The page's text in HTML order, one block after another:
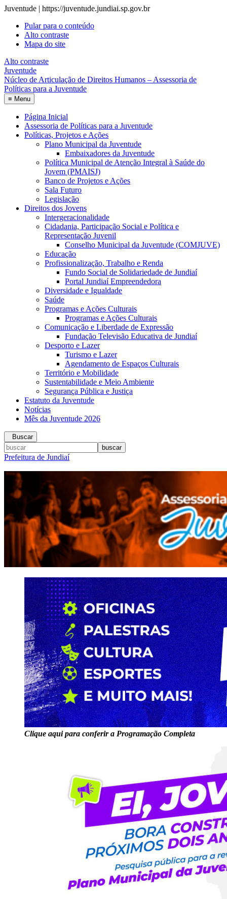
Juventude | https://juventude.jundiai.sp.gov.br
Pular para o conteúdo
Alto contraste
Mapa do site
Alto contraste
Juventude
Núcleo de Articulação de Direitos Humanos – Assessoria de
Políticas para a Juventude
≡ Menu
Página Inicial
Assessoria de Políticas para a Juventude
Políticas, Projetos e Ações
Plano Municipal da Juventude
Embaixadores da Juventude
Política Municipal de Atenção Integral à Saúde do
Jovem (PMAISJ)
Banco de Projetos e Ações
Sala Futuro
Legislação
Direitos dos Jovens
Intergeracionalidade
Cidadania, Participação Social e Política e
Representação Juvenil
Conselho Municipal da Juventude (COMJUVE)
Educação
Profissionalização, Trabalho e Renda
Fundo Social de Solidariedade de Jundiaí
Portal Jundiaí Empreendedora
Diversidade e Igualdade
Saúde
Programas e Ações Culturais
Programas e Ações Culturais
Comunicação e Liberdade de Expressão
Fundação Televisão Educativa de Jundiaí
Desporto e Lazer
Turismo e Lazer
Agendamento de Espaços Culturais
Território e Mobilidade
Sustentabilidade e Meio Ambiente
Segurança Pública e Justiça
Estatuto da Juventude
Notícias
Mês da Juventude 2026
Buscar
Prefeitura de Jundiaí
Clique aqui para conferir a Programação Completa